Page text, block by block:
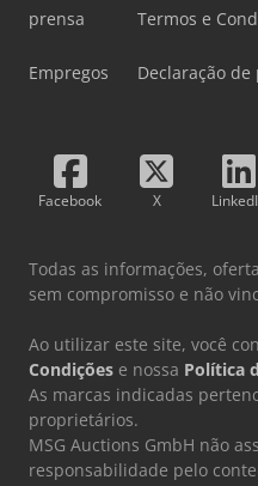
prensa
Empregos
Termos e
Declaração
Facebook X
Todas as informações,
sem compromisso e não
Ao utilizar este site, você
Condições e nossa Política
As marcas indicadas
proprietários.
MSG Auctions GmbH não
responsabilidade pelo